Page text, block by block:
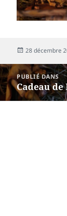
Publié
28 décembre
Navigation
de
l’article
PUBLIÉ DANS
Cadeau de